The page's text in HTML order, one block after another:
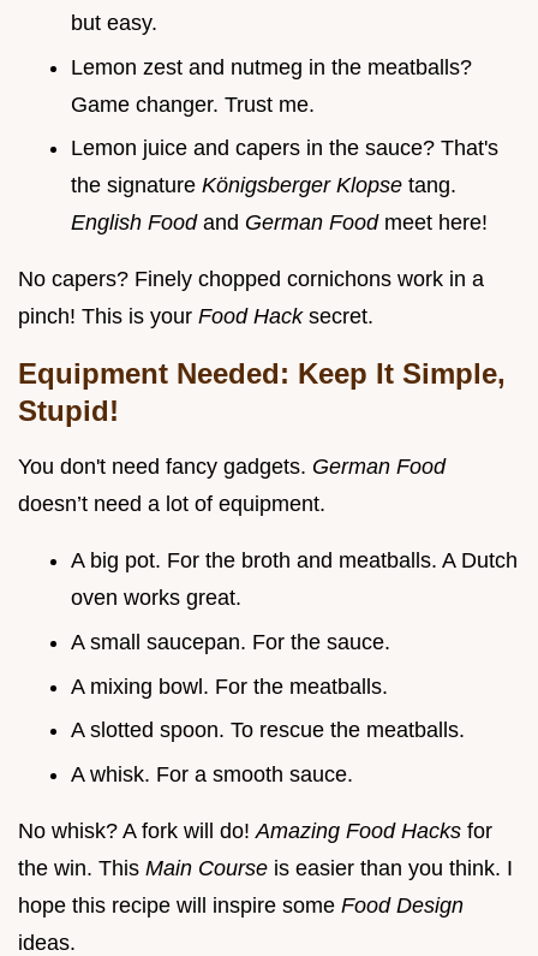
but easy.
Lemon zest and nutmeg in the meatballs?
Game changer. Trust me.
Lemon juice and capers in the sauce? That's
the signature Königsberger Klopse tang.
English Food and German Food meet here!
No capers? Finely chopped cornichons work in a
pinch! This is your Food Hack secret.
Equipment Needed: Keep It Simple,
Stupid!
You don't need fancy gadgets. German Food
doesn’t need a lot of equipment.
A big pot. For the broth and meatballs. A Dutch
oven works great.
A small saucepan. For the sauce.
A mixing bowl. For the meatballs.
A slotted spoon. To rescue the meatballs.
A whisk. For a smooth sauce.
No whisk? A fork will do! Amazing Food Hacks for
the win. This Main Course is easier than you think. I
hope this recipe will inspire some Food Design
ideas.